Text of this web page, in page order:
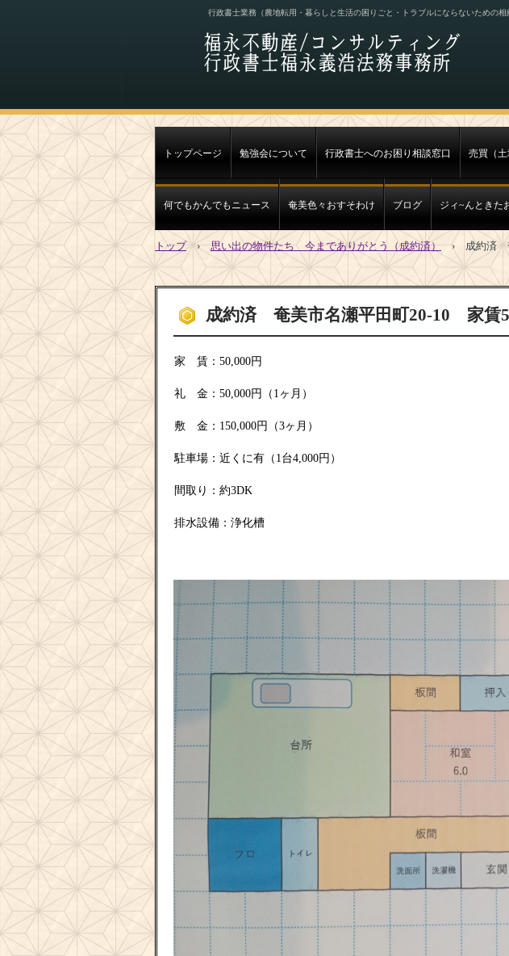
行政書士業務（農地転用・暮らしと生活の困りごと・トラブルにならないため
トップページ 勉強会について 行政書士へのお困り相談窓口 売買（土
何でもかんでもニュース 奄美色々おすそわけ ブログ ジィ~んときた
トップ › 思い出の物件たち 今までありがとう（成約済） › 成約済
成約済 奄美市名瀬平田町20-10 家賃
家 賃：50,000円
礼 金：50,000円（1ヶ月）
敷 金：150,000円（3ヶ月）
駐車場：近くに有（1台4,000円）
間取り：約3DK
排水設備：浄化槽